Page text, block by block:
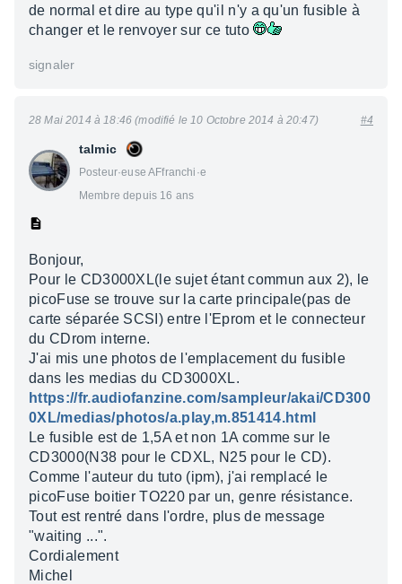
de normal et dire au type qu'il n'y a qu'un fusible à
changer et le renvoyer sur ce tuto
signaler
talmic
Posteur·euse AFfranchi·e
Membre depuis 16 ans
28 Mai 2014 à 18:46 (modifié le 10 Octobre 2014 à 20:47) #4
Bonjour,
Pour le CD3000XL(le sujet étant commun aux 2), le
picoFuse se trouve sur la carte principale(pas de
carte séparée SCSI) entre l'Eprom et le connecteur
du CDrom interne.
J'ai mis une photos de l'emplacement du fusible
dans les medias du CD3000XL.
https://fr.audiofanzine.com/sampleur/akai/CD300
0XL/medias/photos/a.play,m.851414.html
Le fusible est de 1,5A et non 1A comme sur le
CD3000(N38 pour le CDXL, N25 pour le CD).
Comme l'auteur du tuto (ipm), j'ai remplacé le
picoFuse boitier TO220 par un, genre résistance.
Tout est rentré dans l'ordre, plus de message
"waiting ...".
Cordialement
Michel